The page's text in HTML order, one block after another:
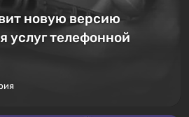
новую версию
услуг телефонной